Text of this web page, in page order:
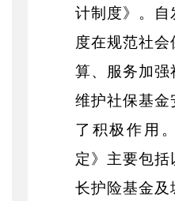
计制度》。自
度在规范社
算、服务加强
维护社保基金
了积极作用
定》主要包括
长护险基金及